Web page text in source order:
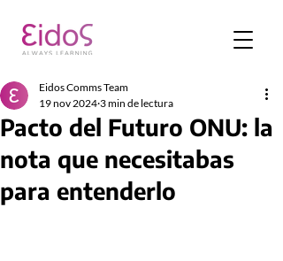
Pacto del Futuro ONU: la
nota que necesitabas
para entenderlo
Eidos Comms Team
19 nov 2024 3 min de lectura